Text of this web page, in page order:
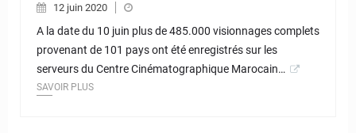
12 juin 2020
A la date du 10 juin plus de 485.000 visionnages complets
provenant de 101 pays ont été enregistrés sur les
serveurs du Centre Cinématographique Marocain…
SAVOIR PLUS